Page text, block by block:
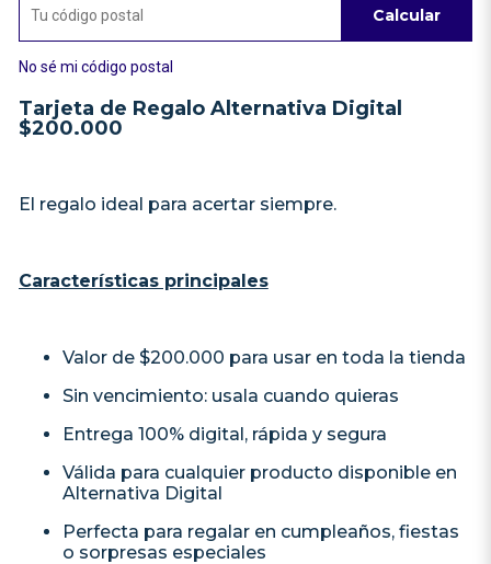
Calcular
No sé mi código postal
Tarjeta de Regalo Alternativa Digital
$200.000
El regalo ideal para acertar siempre.
Características principales
Valor de $200.000 para usar en toda la tienda
Sin vencimiento: usala cuando quieras
Entrega 100% digital, rápida y segura
Válida para cualquier producto disponible en
Alternativa Digital
Perfecta para regalar en cumpleaños, fiestas
o sorpresas especiales